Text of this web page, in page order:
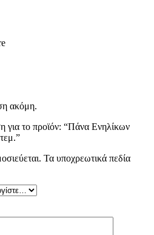
ακόμη.
για το προϊόν: “Πάνα Ενηλίκων
Τα υποχρεωτικά πεδία